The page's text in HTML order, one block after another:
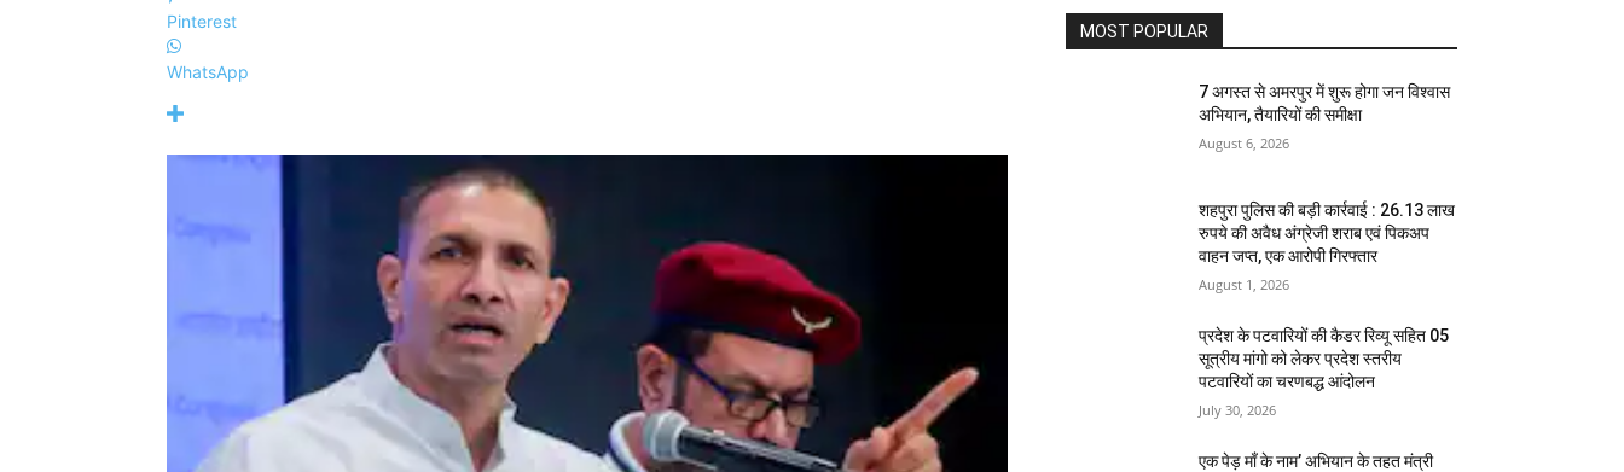
Pinterest
WhatsApp
MOST POPULAR
7 अगस्त से अमरपुर में शुरू होगा जन विश्वास
अभियान, तैयारियों की समीक्षा
August 6, 2026
शहपुरा पुलिस की बड़ी कार्रवाई : 26.13 लाख
रुपये की अवैध अंग्रेजी शराब एवं पिकअप
वाहन जप्त, एक आरोपी गिरफ्तार
August 1, 2026
प्रदेश के पटवारियों की कैडर रिव्यू सहित 05
सूत्रीय मांगो को लेकर प्रदेश स्तरीय
पटवारियों का चरणबद्ध आंदोलन
July 30, 2026
एक पेड़ माँ के नाम’ अभियान के तहत मंत्री